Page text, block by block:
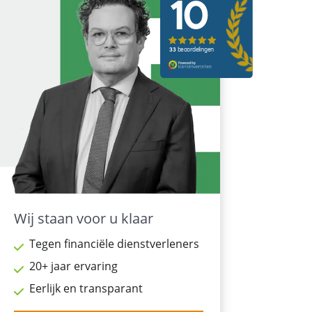
Wij staan voor u klaar
Tegen financiële dienstverleners
20+ jaar ervaring
Eerlijk en transparant